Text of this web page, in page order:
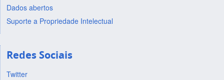
Dados abertos
Suporte a Propriedade Intelectual
Redes Sociais
Twitter